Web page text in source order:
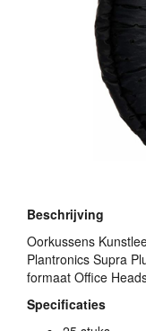
Beschrijving
Oorkussens
Plantronics Supra
formaat Office
Specificaties